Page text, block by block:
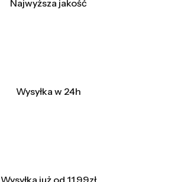
Najwyższa jakość
Wysyłka w 24h
Wysyłka już od 11,99zł